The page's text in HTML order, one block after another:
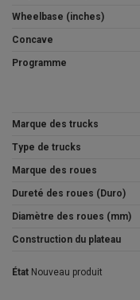
Wheelbase (inches)
Concave
Programme
Marque des trucks
Type de trucks
Marque des roues
Dureté des roues (Duro)
Diamètre des roues (mm)
Construction du plateau
État Nouveau produit